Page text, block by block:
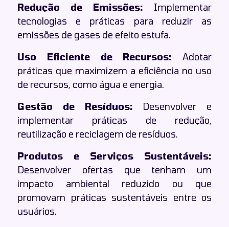
Redução de Emissões: Implementar
tecnologias e práticas para reduzir as
emissões de gases de efeito estufa.
Uso Eficiente de Recursos: Adotar
práticas que maximizem a eficiência no uso
de recursos, como água e energia.
Gestão de Resíduos: Desenvolver e
implementar práticas de redução,
reutilização e reciclagem de resíduos.
Produtos e Serviços Sustentáveis:
Desenvolver ofertas que tenham um
impacto ambiental reduzido ou que
promovam práticas sustentáveis entre os
usuários.